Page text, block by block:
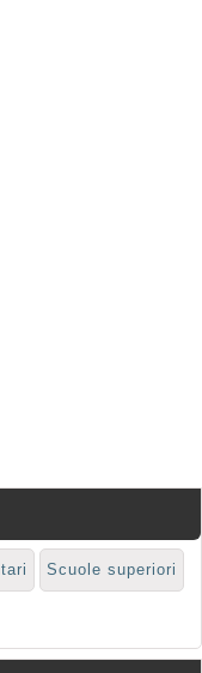
Scuole superiori